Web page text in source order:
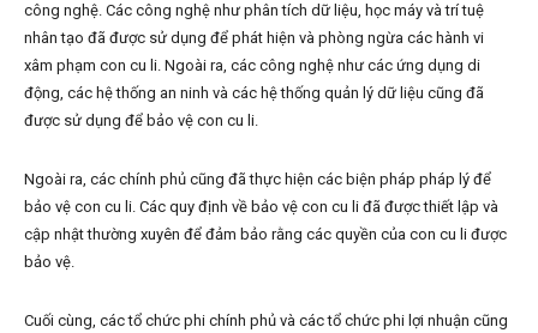
công nghệ. Các công nghệ như phân tích dữ liệu, học máy và trí tuệ
nhân tạo đã được sử dụng để phát hiện và phòng ngừa các hành vi
xâm phạm con cu li. Ngoài ra, các công nghệ như các ứng dụng di
động, các hệ thống an ninh và các hệ thống quản lý dữ liệu cũng đã
được sử dụng để bảo vệ con cu li.
Ngoài ra, các chính phủ cũng đã thực hiện các biện pháp pháp lý để
bảo vệ con cu li. Các quy định về bảo vệ con cu li đã được thiết lập và
cập nhật thường xuyên để đảm bảo rằng các quyền của con cu li được
bảo vệ.
Cuối cùng, các tổ chức phi chính phủ và các tổ chức phi lợi nhuận cũng